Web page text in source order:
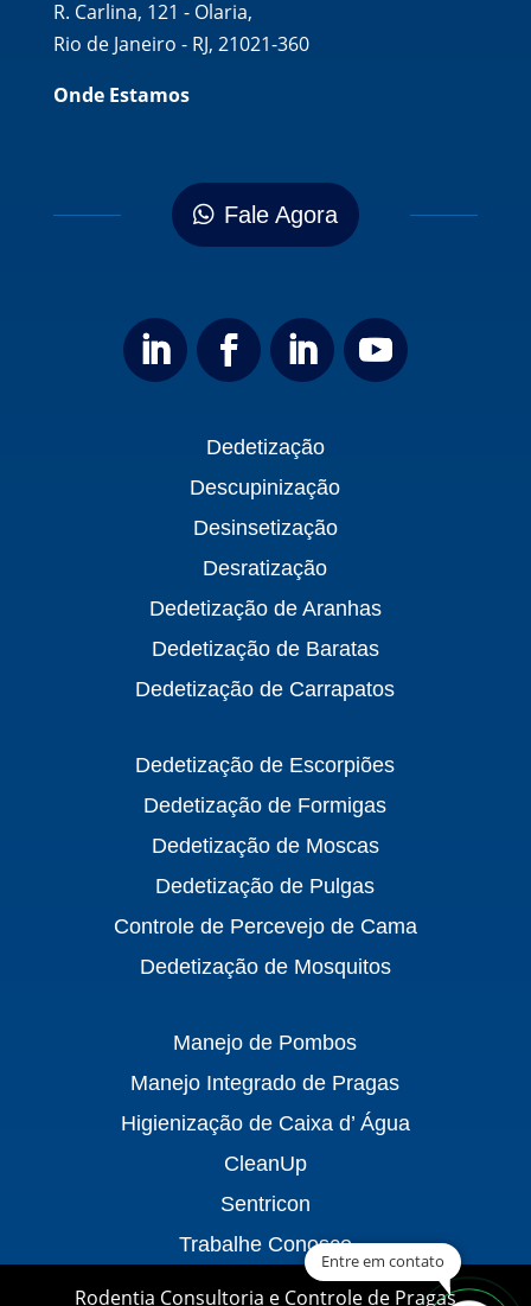
R. Carlina, 121 - Olaria,
Rio de Janeiro - RJ, 21021-360
Onde Estamos
Fale Agora
Dedetização
Descupinização
Desinsetização
Desratização
Dedetização de Aranhas
Dedetização de Baratas
Dedetização de Carrapatos
Dedetização de Escorpiões
Dedetização de Formigas
Dedetização de Moscas
Dedetização de Pulgas
Controle de Percevejo de Cama
Dedetização de Mosquitos
Manejo de Pombos
Manejo Integrado de Pragas
Higienização de Caixa d’ Água
CleanUp
Sentricon
Trabalhe Conosco
Rodentia Consultoria e Controle de Pragas
Entre em contato